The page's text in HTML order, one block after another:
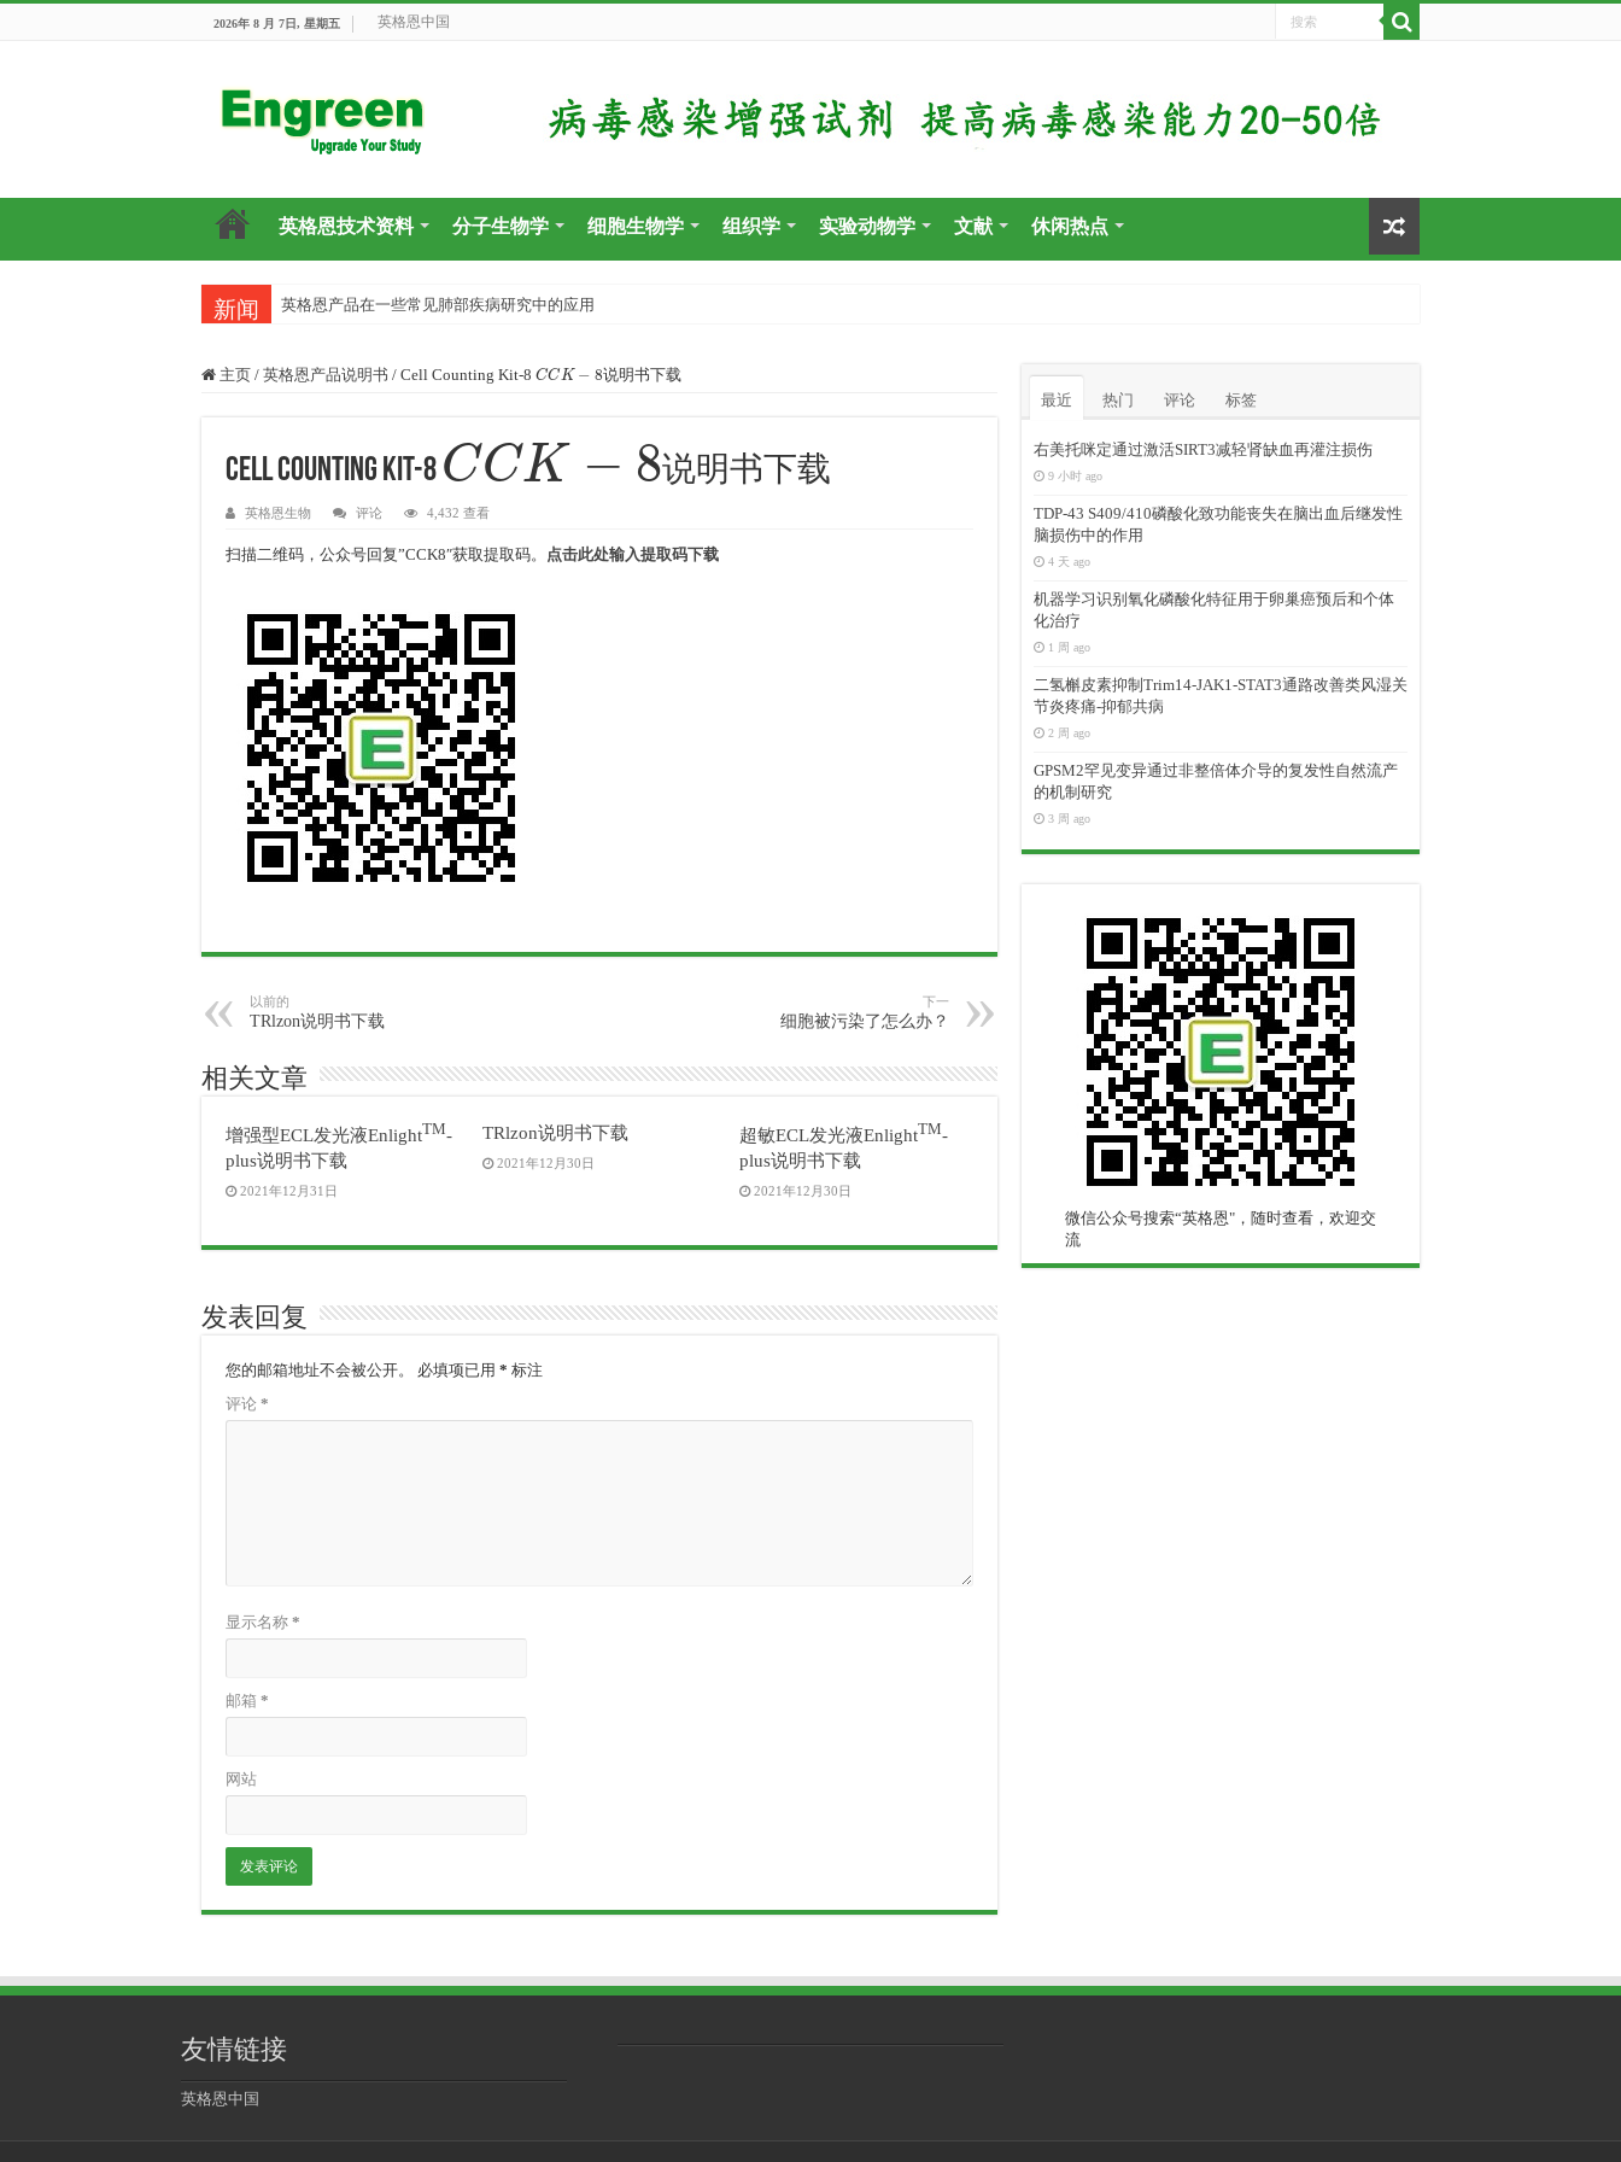
2026年 8 月 7日, 星期五 英格恩中国
英格恩技术资料 分子生物学 细胞生物学 组织学 实验动物学 文献 休闲热点
新闻 英格恩产品在一些常见肺部疾病研究中的应用
主页 / 英格恩产品说明书 / Cell Counting Kit-8 CCK− 说明书下载
Cell Counting Kit-8
CCK−8
说明书下载
英格恩生物 评论 4,432 查看
扫描二维码，公众号回复”CCK8″获取提取码。 点击此处输入提取码下载
以前的
TRlzon说明书下载
下一
细胞被污染了怎么办？
相关文章
增强型ECL发光液EnlightTM-
plus说明书下载
2021年12月31日
TRlzon说明书下载
2021年12月30日
超敏ECL发光液EnlightTM-
plus说明书下载
2021年12月30日
发表回复
您的邮箱地址不会被公开。 必填项已用 * 标注
评论 *
显示名称 *
邮箱 *
网站
最近 热门 评论 标签
右美托咪定通过激活SIRT3减轻肾缺血再灌注损伤
9 小时 ago
TDP-43 S409/410磷酸化致功能丧失在脑出血后继发性
脑损伤中的作用
4 天 ago
机器学习识别氧化磷酸化特征用于卵巢癌预后和个体
化治疗
1 周 ago
二氢槲皮素抑制Trim14-JAK1-STAT3通路改善类风湿关
节炎疼痛-抑郁共病
2 周 ago
GPSM2罕见变异通过非整倍体介导的复发性自然流产
的机制研究
3 周 ago
微信公众号搜索“英格恩"，随时查看，欢迎交
流
友情链接
英格恩中国